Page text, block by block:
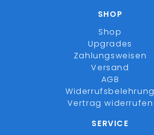
SHOP
Shop
Upgrades
Zahlungsweisen
Versand
AGB
Widerrufsbelehrung
Vertrag widerrufen
SERVICE